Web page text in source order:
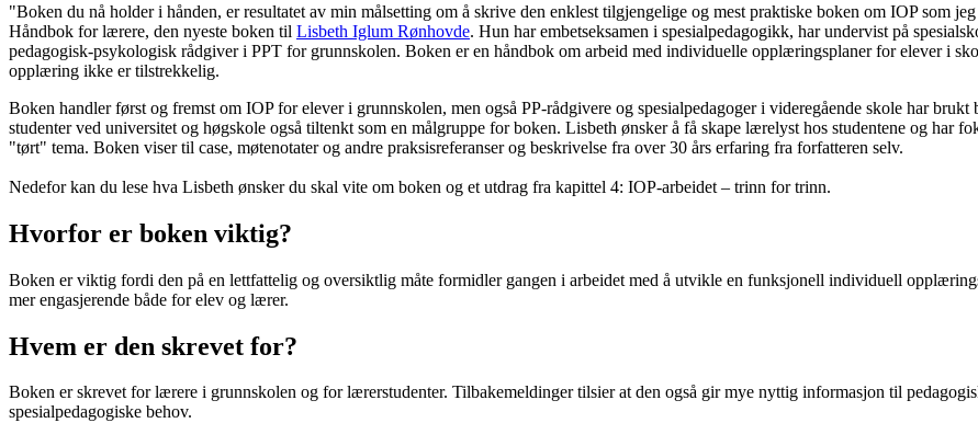
"Boken du nå holder i hånden, er resultatet av min målsetting om å skrive den enklest tilgjengelige og mest praktiske boken om IOP som
Håndbok for lærere, den nyeste boken til Lisbeth Iglum Rønhovde. Hun har embetseksamen i spesialpedagogikk, har undervist på
pedagogisk-psykologisk rådgiver i PPT for grunnskolen. Boken er en håndbok om arbeid med individuelle opplæringsplaner for elever i
opplæring ikke er tilstrekkelig.
Boken handler først og fremst om IOP for elever i grunnskolen, men også PP-rådgivere og spesialpedagoger i videregående skole har
studenter ved universitet og høgskole også tiltenkt som en målgruppe for boken. Lisbeth ønsker å få skape lærelyst hos studentene og har
"tørt" tema. Boken viser til case, møtenotater og andre praksisreferanser og beskrivelse fra over 30 års erfaring fra forfatteren selv.
Nedefor kan du lese hva Lisbeth ønsker du skal vite om boken og et utdrag fra kapittel 4: IOP-arbeidet – trinn for trinn.
Hvorfor er boken viktig?
Boken er viktig fordi den på en lettfattelig og oversiktlig måte formidler gangen i arbeidet med å utvikle en funksjonell individuell
mer engasjerende både for elev og lærer.
Hvem er den skrevet for?
Boken er skrevet for lærere i grunnskolen og for lærerstudenter. Tilbakemeldinger tilsier at den også gir mye nyttig informasjon til
spesialpedagogiske behov.